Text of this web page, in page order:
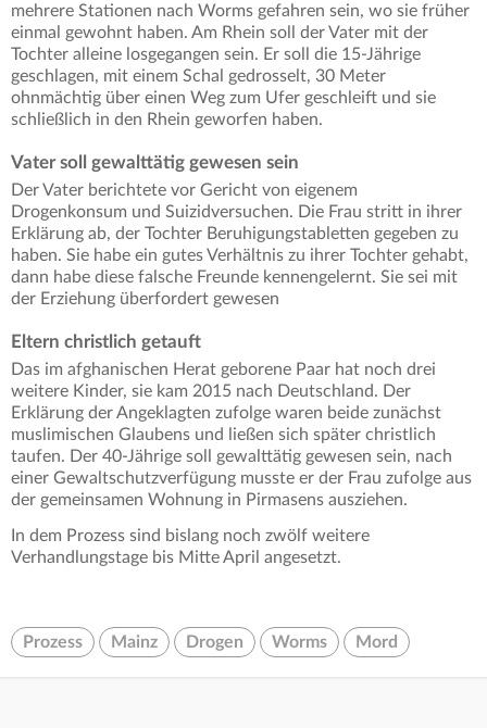
mehrere Stationen nach Worms gefahren sein, wo sie früher
einmal gewohnt haben. Am Rhein soll der Vater mit der
Tochter alleine losgegangen sein. Er soll die 15-Jährige
geschlagen, mit einem Schal gedrosselt, 30 Meter
ohnmächtig über einen Weg zum Ufer geschleift und sie
schließlich in den Rhein geworfen haben.
Vater soll gewalttätig gewesen sein
Der Vater berichtete vor Gericht von eigenem
Drogenkonsum und Suizidversuchen. Die Frau stritt in ihrer
Erklärung ab, der Tochter Beruhigungstabletten gegeben zu
haben. Sie habe ein gutes Verhältnis zu ihrer Tochter gehabt,
dann habe diese falsche Freunde kennengelernt. Sie sei mit
der Erziehung überfordert gewesen
Eltern christlich getauft
Das im afghanischen Herat geborene Paar hat noch drei
weitere Kinder, sie kam 2015 nach Deutschland. Der
Erklärung der Angeklagten zufolge waren beide zunächst
muslimischen Glaubens und ließen sich später christlich
taufen. Der 40-Jährige soll gewalttätig gewesen sein, nach
einer Gewaltschutzverfügung musste er der Frau zufolge aus
der gemeinsamen Wohnung in Pirmasens ausziehen.
In dem Prozess sind bislang noch zwölf weitere
Verhandlungstage bis Mitte April angesetzt.
Prozess Mainz Drogen Worms Mord